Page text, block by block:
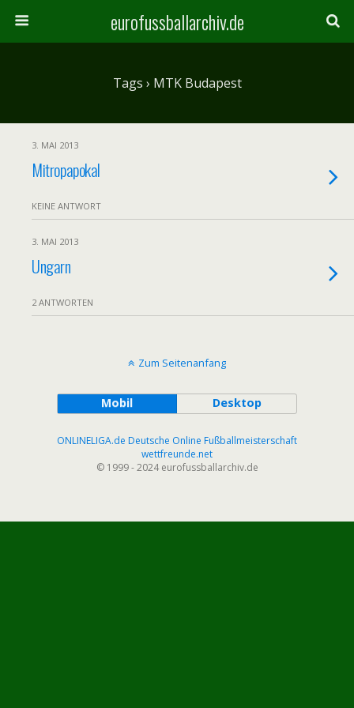
eurofussballarchiv.de
Tags › MTK Budapest
3. MAI 2013
Mitropapokal
KEINE ANTWORT
3. MAI 2013
Ungarn
2 ANTWORTEN
Zum Seitenanfang
Mobil Desktop
ONLINELIGA.de Deutsche Online Fußballmeisterschaft
wettfreunde.net
© 1999 - 2024 eurofussballarchiv.de